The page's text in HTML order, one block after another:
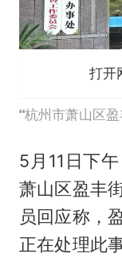
打开
杭州市萧山区盈
5月11日下
萧山区盈丰
员回应称，
正在处理此